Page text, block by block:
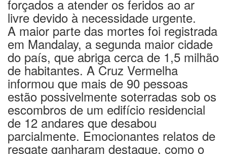
forçados a atender os feridos ao ar
livre devido à necessidade urgente.
A maior parte das mortes foi registrada
em Mandalay, a segunda maior cidade
do país, que abriga cerca de 1,5 milhão
de habitantes. A Cruz Vermelha
informou que mais de 90 pessoas
estão possivelmente soterradas sob os
escombros de um edifício residencial
de 12 andares que desabou
parcialmente. Emocionantes relatos de
resgate ganharam destaque, como o